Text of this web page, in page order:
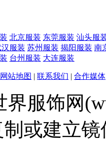
北京服装 东莞服装 汕头服
服装 苏州服装 揭阳服装 南
台州服装 大连服装
网站地图 | 联系我们 | 合作媒体
界服饰网
或建立